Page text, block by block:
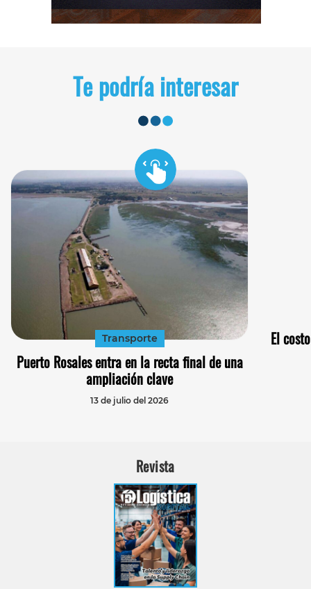
Te podría interesar
Transporte
Puerto Rosales entra en la recta final de una
ampliación clave
13 de julio del 2026
El
Revista